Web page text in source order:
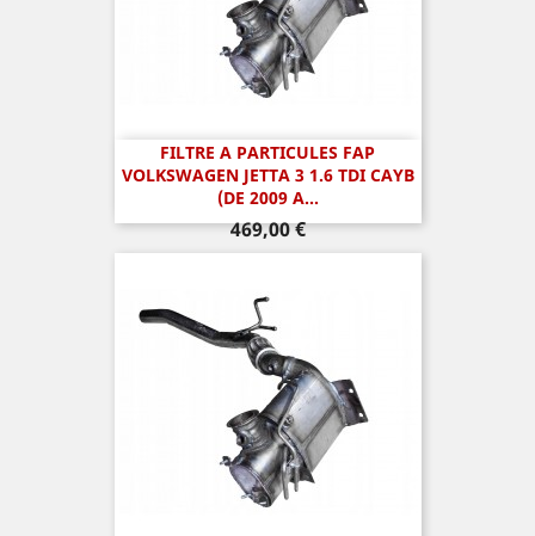
FILTRE A PARTICULES FAP
VOLKSWAGEN JETTA 3 1.6 TDI CAYB
(DE 2009 A...
Prix
469,00 €